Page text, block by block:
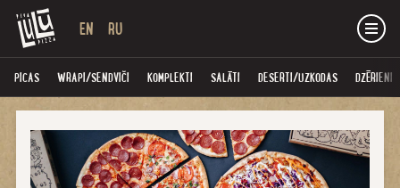
EN RU
PICAS WRAPI/SENDVIČI KOMPLEKTI SALĀTI DESERTI/UZKODAS DZĒRIENI